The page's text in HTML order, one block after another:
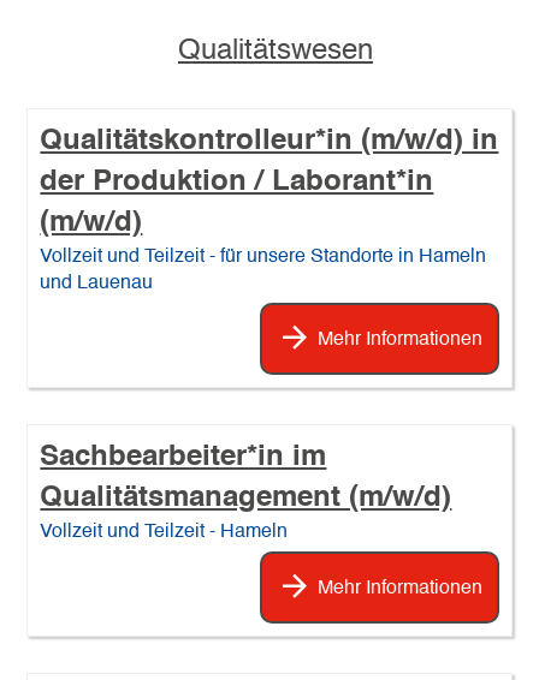
Qualitätswesen
Qualitätskontrolleur*in (m/w/d) in
der Produktion / Laborant*in
(m/w/d)
Vollzeit und Teilzeit - für unsere Standorte in Hameln
und Lauenau
Mehr Informationen
Sachbearbeiter*in im
Qualitätsmanagement (m/w/d)
Vollzeit und Teilzeit - Hameln
Mehr Informationen